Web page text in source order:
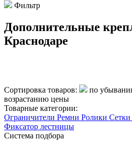
Фильтр
Дополнительные
Краснодаре
Сортировка товаров: по
возрастанию цены
Товарные категории:
Ограничители Ремни Ролики Сетки
Фиксатор лестницы
Система подбора